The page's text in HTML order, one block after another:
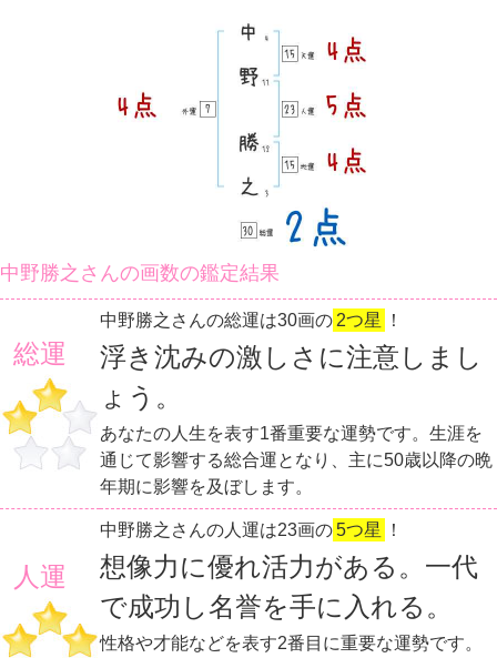
中野勝之さんの画数の鑑定結果
総運
中野勝之さんの総運は30画の 2つ星 ！
浮き沈みの激しさに注意しまし
ょう。
あなたの人生を表す1番重要な運勢です。生涯を
通じて影響する総合運となり、主に50歳以降の晩
年期に影響を及ぼします。
人運
中野勝之さんの人運は23画の5つ星 ！
想像力に優れ活力がある。一代
で成功し名誉を手に入れる。
性格や才能などを表す2番目に重要な運勢です。